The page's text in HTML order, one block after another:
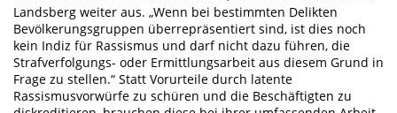
Landsberg weiter aus. „Wenn bei bestimmten Delikten
Bevölkerungsgruppen überrepräsentiert sind, ist dies noch
kein Indiz für Rassismus und darf nicht dazu führen, die
Strafverfolgungs- oder Ermittlungsarbeit aus diesem Grund in
Frage zu stellen.“ Statt Vorurteile durch latente
Rassismusvorwürfe zu schüren und die Beschäftigten zu